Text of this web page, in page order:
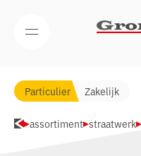
Open/Sluit mobiel menu
Particulier Zakelijk
assortiment straatwerk